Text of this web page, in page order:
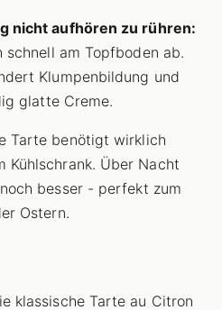
nicht aufhören zu rühren:
am Topfboden ab.
Klumpenbildung und
glatte Creme.
Tarte benötigt wirklich
Kühlschrank. Über Nacht
besser - perfekt zum
Ostern.
klassische Tarte au Citron